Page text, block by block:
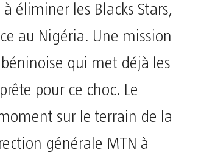
éliminer les Blacks Stars,
au Nigéria. Une mission
qui met déjà les
pour ce choc. Le
sur le terrain de la
générale MTN à